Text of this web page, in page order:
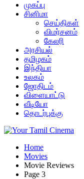
முகப்பு
சினிமா
செய்திகள்
விமர்சனம்
கேலரி
அரசியல்
தமிழகம்
இந்தியா
உலகம்
ஜோதிடம்
விளையாட்டு
வீடியோ
தொடர்புக்கு
Home
Movies
Movie Reviews
Page 3